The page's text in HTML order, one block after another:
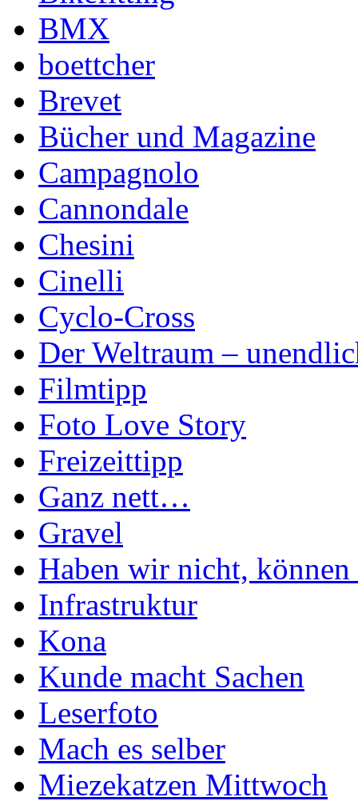
BMX
boettcher
Brevet
Bücher und Magazine
Campagnolo
Cannondale
Chesini
Cinelli
Cyclo-Cross
Der Weltraum –
Filmtipp
Foto Love Story
Freizeittipp
Ganz nett…
Gravel
Haben wir nicht,
Infrastruktur
Kona
Kunde macht Sachen
Leserfoto
Mach es selber
Miezekatzen Mittwoch